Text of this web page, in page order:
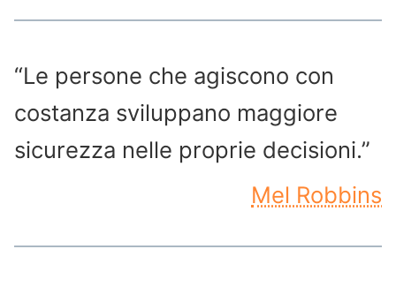
“Le persone che agiscono con
costanza sviluppano maggiore
sicurezza nelle proprie decisioni.”
Mel Robbins